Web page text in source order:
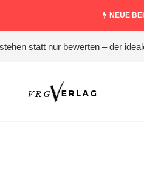
NEUE
statt nur bewerten – der